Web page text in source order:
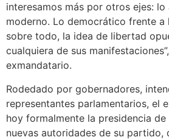
interesamos más por otros ejes:
moderno. Lo democrático frente
sobre todo, la idea de libertad
cualquiera de sus
exmandatario.
Rodedado por gobernadores,
representantes parlamentarios, el
hoy formalmente la presidencia
nuevas autoridades de su partido,